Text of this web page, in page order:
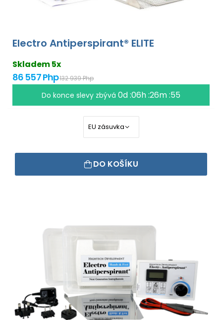
Electro Antiperspirant® ELITE
Skladem 5x
86 557 Php132 939 Php
Do konce slevy zbývá 0d :06h :26m :54
DO KOŠÍKU